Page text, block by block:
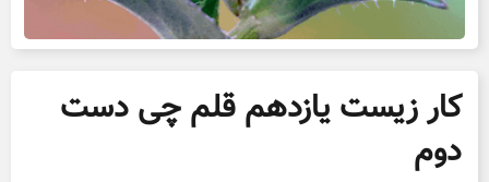
کار زیست یازدهم قلم چی دست
دوم